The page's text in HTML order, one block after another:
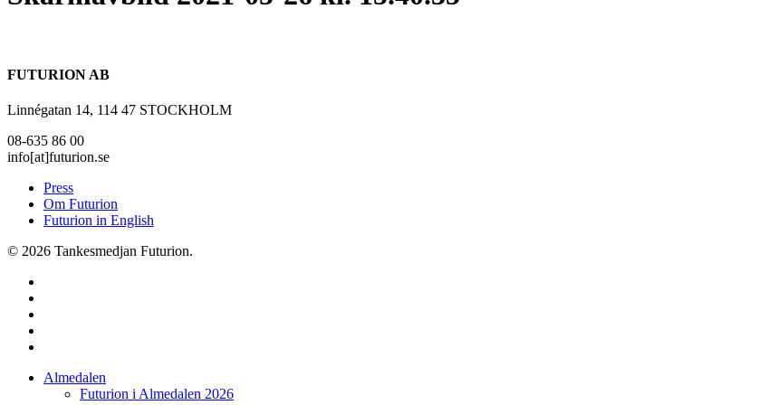
FUTURION AB
Linnégatan 14, 114 47 STOCKHOLM
08-635 86 00
info[at]futurion.se
Press
Om Futurion
Futurion in English
© 2026 Tankesmedjan Futurion.
Close
Almedalen
Futurion i Almedalen 2026